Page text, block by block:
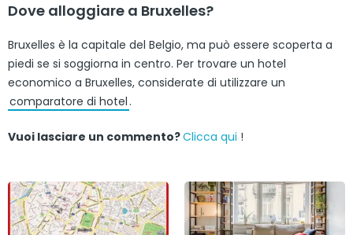
Dove alloggiare a Bruxelles?
Bruxelles è la capitale del Belgio, ma può essere scoperta a
piedi se si soggiorna in centro. Per trovare un hotel
economico a Bruxelles, considerate di utilizzare un
comparatore di hotel .
Vuoi lasciare un commento?Clicca qui !